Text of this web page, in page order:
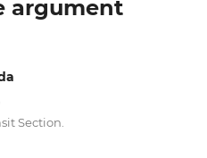
argument
Section.